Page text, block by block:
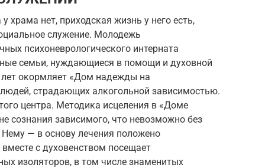
храма нет, приходская жизнь у него есть,
служение. Молодежь
психоневрологического интерната
семьи, нуждающиеся в помощи и духовной
окормляет «Дом надежды на
страдающих алкогольной зависимостью.
центра. Методика исцеления в «Доме
сознания зависимого, что невозможно без
— в основу лечения положено
с духовенством посещает
изоляторов, в том числе знаменитых